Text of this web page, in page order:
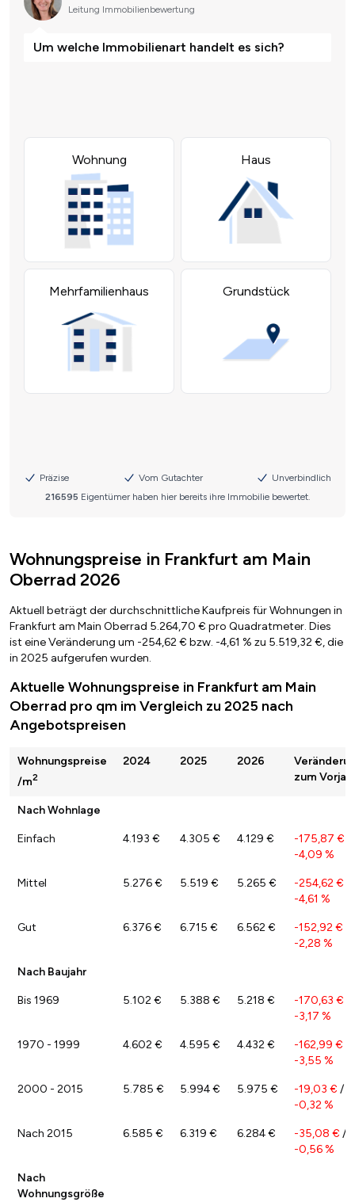
Wohnungspreise in Frankfurt am Main
Oberrad 2026
Aktuell beträgt der durchschnittliche Kaufpreis für Wohnungen in
Frankfurt am Main Oberrad 5.264,70 € pro Quadratmeter. Dies
ist eine Veränderung um -254,62 € bzw. -4,61 % zu 5.519,32 €, die
in 2025 aufgerufen wurden.
Aktuelle Wohnungspreise in Frankfurt am Main
Oberrad pro qm im Vergleich zu 2025 nach
Angebotspreisen
Wohnungspreise
/m2
2024 2025 2026
zum
Nach Wohnlage
Einfach 4.193 € 4.305 € 4.129 € -175,87 €
-4,09 %
Mittel 5.276 € 5.519 € 5.265 € -254,62 €
-4,61 %
Gut 6.376 € 6.715 € 6.562 € -152,92 €
-2,28 %
Nach Baujahr
Bis 1969 5.102 € 5.388 € 5.218 € -170,63 €
-3,17 %
1970 - 1999 4.602 € 4.595 € 4.432 € -162,99 €
-3,55 %
2000 - 2015 5.785 € 5.994 € 5.975 € -19,03 € /
-0,32 %
Nach 2015 6.585 € 6.319 € 6.284 € -35,08 € /
-0,56 %
Nach
Wohnungsgröße